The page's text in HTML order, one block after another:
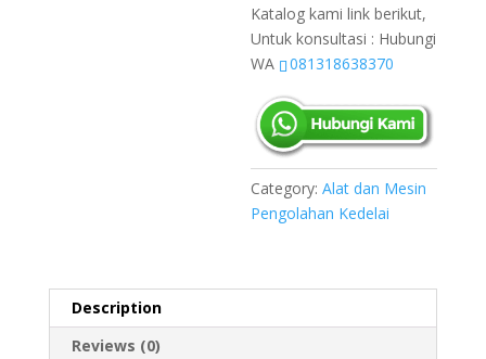
Katalog kami link berikut,
Untuk konsultasi : Hubungi
WA
081318638370
Category:Alat dan Mesin
Pengolahan Kedelai
Description
Reviews (0)